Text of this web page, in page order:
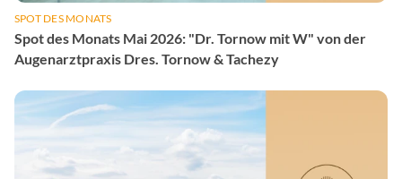
SPOT DES MONATS
Spot des Monats Mai 2026: "Dr. Tornow mit W" von der
Augenarztpraxis Dres. Tornow & Tachezy